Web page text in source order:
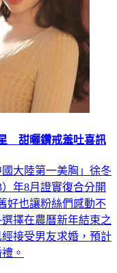
甜曬鑽戒羞吐喜訊
大陸第一美胸」徐冬
年8月證實復合分開
好也讓粉絲們感動不
擇在農曆新年結束之
接受男友求婚，預計
。